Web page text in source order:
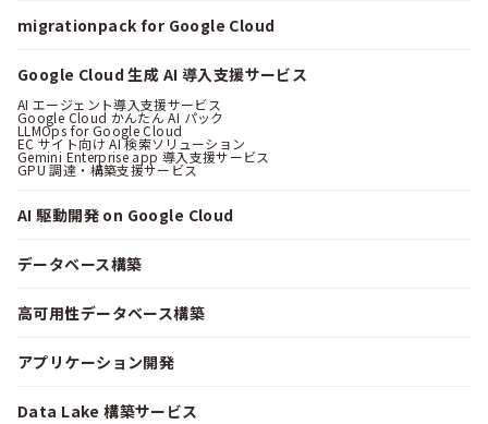
migrationpack for Google Cloud
Google Cloud 生成 AI 導入支援サービス
AI エージェント導入支援サービス
Google Cloud かんたん AI パック
LLMOps for Google Cloud
EC サイト向け AI 検索ソリューション
Gemini Enterprise app 導入支援サービス
GPU 調達・構築支援サービス
AI 駆動開発 on Google Cloud
データベース構築
高可用性データベース構築
アプリケーション開発
Data Lake 構築サービス